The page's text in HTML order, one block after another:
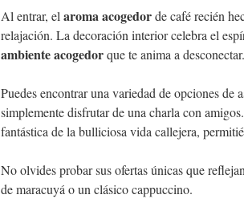
Al entrar, el aroma acogedorde café recién
relajación. La decoración interior celebra el
ambiente acogedorque te anima a desconectar.
Puedes encontrar una variedad de opciones de
simplemente disfrutar de una charla con
fantástica de la bulliciosa vida callejera,
No olvides probar sus ofertas únicas que reflejan
de maracuyá o un clásico cappuccino.